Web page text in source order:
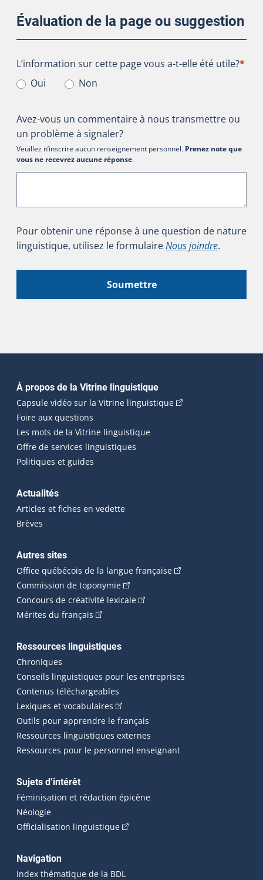
Évaluation de la page ou suggestion
L’information sur cette page vous a-t-elle été utile?
L’information sur cette page vous a-t-elle été utile?*
Oui
Non
Avez-vous un commentaire à nous transmettre ou
un problème à signaler?
Veuillez n’inscrire aucun renseignement personnel. Prenez note que
vous ne recevrez aucune réponse.
Pour obtenir une réponse à une question de nature
linguistique, utilisez le formulaireNous joindre.
Soumettre
Navigation principale
À propos de la Vitrine linguistique
Capsule vidéo sur la Vitrine linguistique(Cet hyperlien
Foire aux questions
Les mots de la Vitrine linguistique
Offre de services linguistiques
Politiques et guides
Actualités
Articles et fiches en vedette
Brèves
Autres sites
Office québécois de la langue française(Cet hyperlien
Commission de toponymie(Cet hyperlien externe s'ouvrira
Concours de créativité lexicale(Cet hyperlien externe
Mérites du français (Cet hyperlien externe s'ouvrira dans une
Ressources linguistiques
Chroniques
Conseils linguistiques pour les entreprises
Contenus téléchargeables
Lexiques et vocabulaires (Cet hyperlien externe s'ouvrira
Outils pour apprendre le français
Ressources linguistiques externes
Ressources pour le personnel enseignant
Sujets d’intérêt
Féminisation et rédaction épicène
Néologie
Officialisation linguistique(Cet hyperlien externe s'ouvrira
Navigation
Index thématique de la BDL